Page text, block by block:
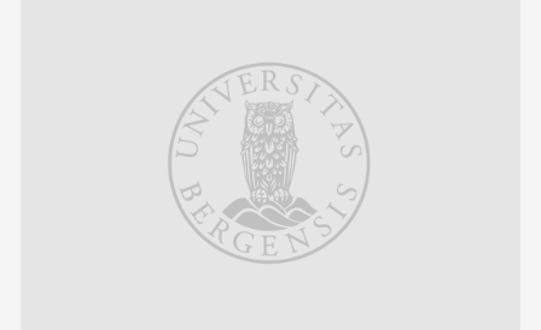
April (1)
2015
2014